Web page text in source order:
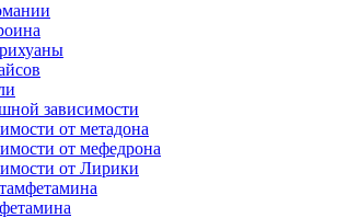
зависимости
от метадона
от мефедрона
от Лирики